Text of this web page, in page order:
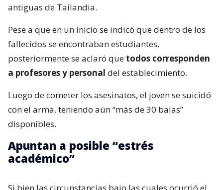
antiguas de Tailandia.
Pese a que en un inicio se indicó que dentro de los
fallecidos se encontraban estudiantes,
posteriormente se aclaró que todos corresponden
a profesores y personal del establecimiento.
Luego de cometer los asesinatos, el joven se suicidó
con el arma, teniendo aún “más de 30 balas”
disponibles.
Apuntan a posible “estrés
académico”